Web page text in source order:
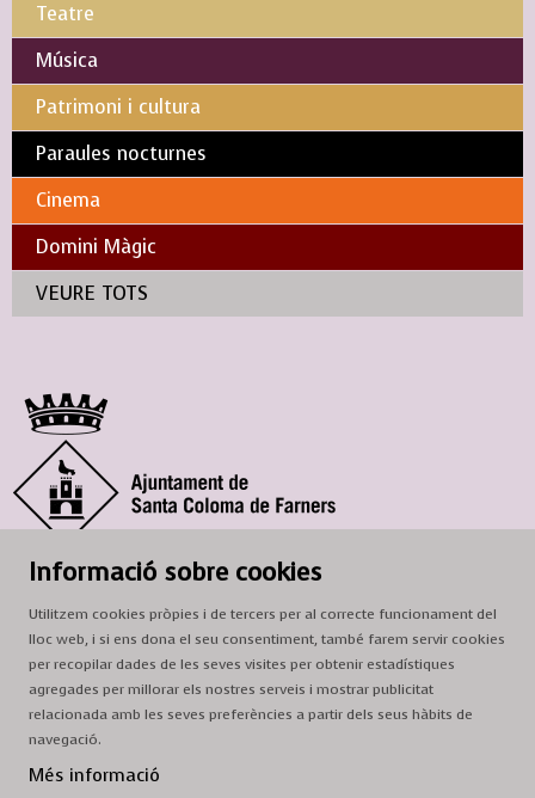
Teatre
Música
Patrimoni i cultura
Paraules nocturnes
Cinema
Domini Màgic
VEURE TOTS
© Ajuntament de Santa Coloma de Farners
: de dilluns a dissabte, de 9 a 13 h.
Adreça: c. del Prat, 16, 17430 Santa Coloma de Farners
A/e:cultura@scf.cat
Sitemap
Informació sobre cookies
Utilitzem cookies pròpies i de tercers per al correcte funcionament del
lloc web, i si ens dona el seu consentiment, també farem servir cookies
per recopilar dades de les seves visites per obtenir estadístiques
agregades per millorar els nostres serveis i mostrar publicitat
relacionada amb les seves preferències a partir dels seus hàbits de
navegació.
Més informació